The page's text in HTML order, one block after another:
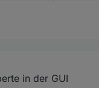
gemacht?
hab per Git
in der GUI